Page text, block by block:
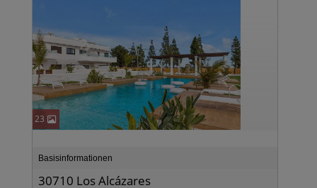
23
Basisinformationen
30710 Los Alcázares